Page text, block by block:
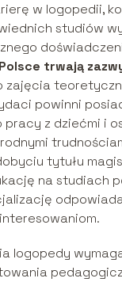
w logopedii,
studiów
trwają
zajęcia
powinni
z dziećmi i
tytułu
na studiach
logopedy